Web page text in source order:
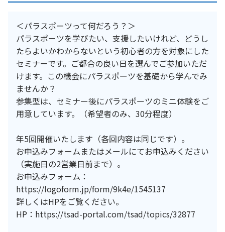
＜パラスポーツって何だろう？＞
パラスポーツを学びたい、支援したいけれど、どうし
たらよいかわからないという初心者の方を対象にした
セミナーです。ご都合の良い日を選んでご参加いただ
けます。この機会にパラスポーツを基礎から学んでみ
ませんか？
参集型は、セミナー後にパラスポーツのミニ体験をご
用意しています。（希望者のみ、30分程度）
年5回開催いたします（各回内容は同じです）。
お申込みフォームまたはメールにてお申込みください
（実施日の2営業日前まで）。
お申込みフォーム：
https://logoform.jp/form/9k4e/1545137
詳しくはHPをご覧ください。
HP：https://tsad-portal.com/tsad/topics/32877